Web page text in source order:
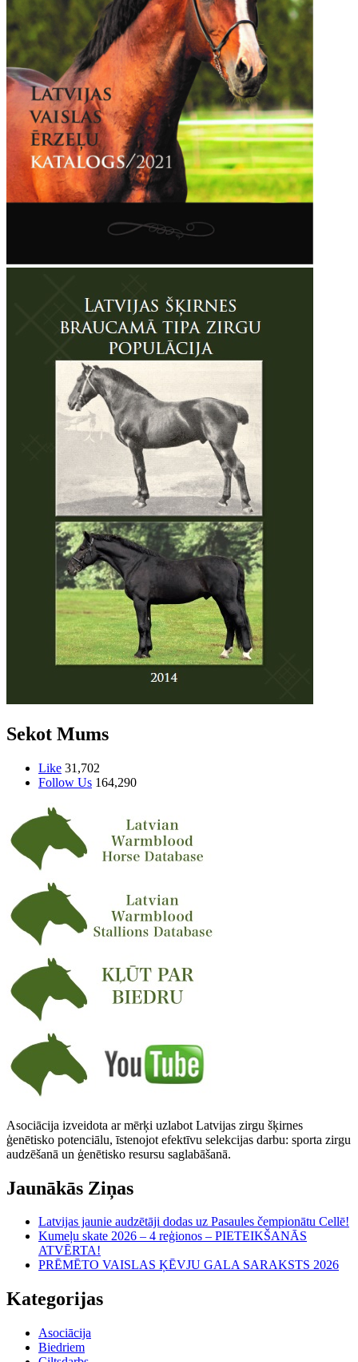
Sekot Mums
Like 31,702
Follow Us 164,290
Asociācija izveidota ar mērķi uzlabot Latvijas zirgu šķirnes
ģenētisko potenciālu, īstenojot efektīvu selekcijas darbu: sporta zirgu
audzēšanā un ģenētisko resursu saglabāšanā.
Jaunākās Ziņas
Latvijas jaunie audzētāji dodas uz Pasaules čempionātu Cellē!
Kumeļu skate 2026 – 4 reģionos – PIETEIKŠANĀS
ATVĒRTA!
PRĒMĒTO VAISLAS ĶĒVJU GALA SARAKSTS 2026
Kategorijas
Asociācija
Biedriem